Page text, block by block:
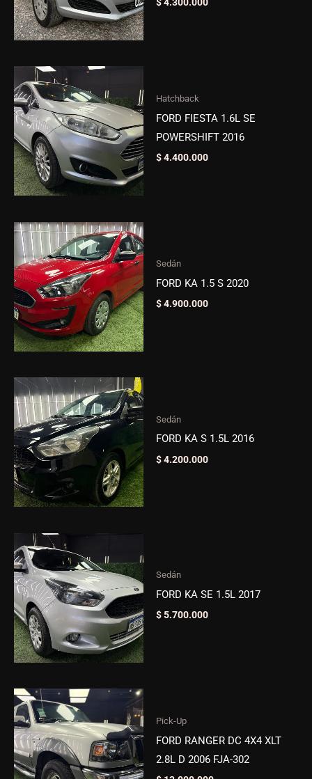
Hatchback
FORD FIESTA 1.6L SE
POWERSHIFT 2016
$4.400.000
Sedán
FORD KA 1.5 S 2020
$4.900.000
Sedán
FORD KA S 1.5L 2016
$4.200.000
Sedán
FORD KA SE 1.5L 2017
$5.700.000
Pick-Up
FORD RANGER DC 4X4 XLT
2.8L D 2006 FJA-302